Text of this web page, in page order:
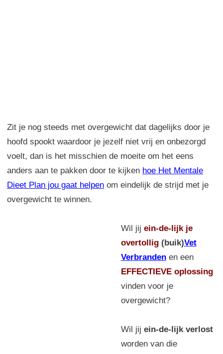
Zit je nog steeds met overgewicht dat dagelijks door je
hoofd spookt waardoor je jezelf niet vrij en onbezorgd
voelt, dan is het misschien de moeite om het eens
anders aan te pakken door te kijken hoe Het Mentale
Dieet Plan jou gaat helpen om eindelijk de strijd met je
overgewicht te winnen.
Wil jij ein-de-lijk je
overtollig(buik)Vet
Verbranden en een
EFFECTIEVE oplossing
vinden voor je
overgewicht?
Wil jij ein-de-lijk verlost
worden van die